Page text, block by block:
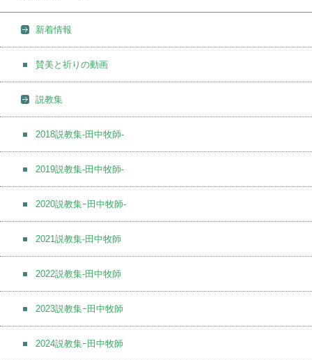
新着情報
賛美と祈りの動画
説教集
2018説教集-田中牧師-
2019説教集-田中牧師-
2020説教集ｰ田中牧師-
2021説教集-田中牧師
2022説教集-田中牧師
2023説教集ｰ田中牧師
2024説教集ｰ田中牧師